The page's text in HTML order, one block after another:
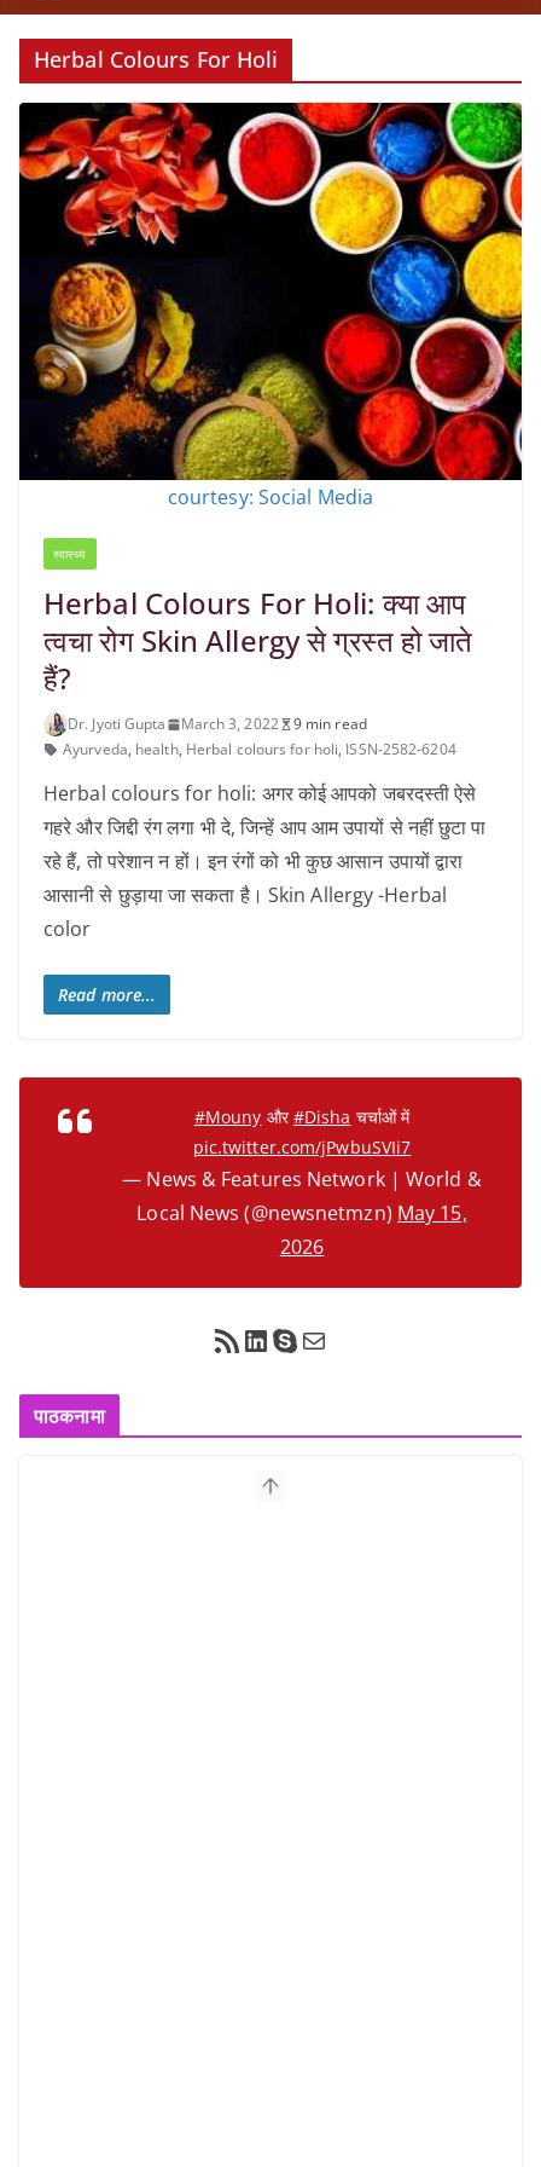
Herbal Colours For Holi
courtesy: Social Media
स्वास्थ्य
Herbal Colours For Holi: क्या आप
त्वचा रोग Skin Allergy से ग्रस्त हो जाते
हैं?
Dr. Jyoti Gupta March 3, 2022
9 min read
Ayurveda, health, Herbal colours for holi, ISSN-2582-6204
Herbal colours for holi: अगर कोई आपको जबरदस्ती ऐसे
गहरे और जिद्दी रंग लगा भी दे, जिन्हें आप आम उपायों से नहीं छुटा पा
रहे हैं, तो परेशान न हों। इन रंगों को भी कुछ आसान उपायों द्वारा
आसानी से छुड़ाया जा सकता है। Skin Allergy -Herbal
color
Read more...
#Mouny और#Disha चर्चाओं में
pic.twitter.com/jPwbuSVIi7
— News & Features Network | World &
Local News (@newsnetmzn) May 15,
2026
RSS Feed LinkedIn Skype Mail
पाठकनामा